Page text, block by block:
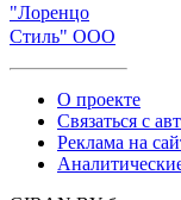
"Лоренцо
Стиль" ООО
О проекте
Связаться с
Реклама на